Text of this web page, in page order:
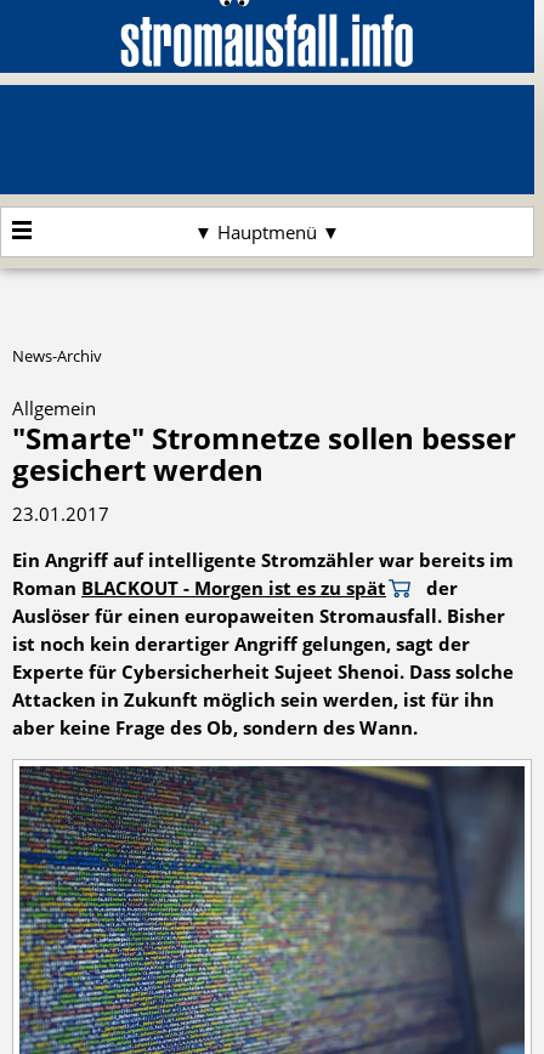
▼ Hauptmenü ▼
News-Archiv
Allgemein
"Smarte" Stromnetze sollen besser
gesichert werden
23.01.2017
Ein Angriff auf intelligente Stromzähler war bereits im
Roman BLACKOUT - Morgen ist es zu spät
der
Auslöser für einen europaweiten Stromausfall. Bisher
ist noch kein derartiger Angriff gelungen, sagt der
Experte für Cybersicherheit Sujeet Shenoi. Dass solche
Attacken in Zukunft möglich sein werden, ist für ihn
aber keine Frage des Ob, sondern des Wann.